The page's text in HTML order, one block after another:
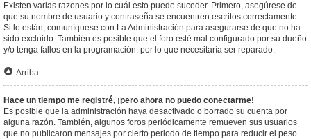
Existen varias razones por lo cuál esto puede suceder. Primero, asegúrese de
que su nombre de usuario y contraseña se encuentren escritos correctamente.
Si lo están, comuníquese con La Administración para asegurarse de que no ha
sido excluido. También es posible que el foro esté mal configurado por su dueño
y/o tenga fallos en la programación, por lo que necesitaría ser reparado.
Arriba
Hace un tiempo me registré, ¡pero ahora no puedo conectarme!
Es posible que la administración haya desactivado o borrado su cuenta por
alguna razón. También, algunos foros periódicamente remueven sus usuarios
que no publicaron mensajes por cierto periodo de tiempo para reducir el peso